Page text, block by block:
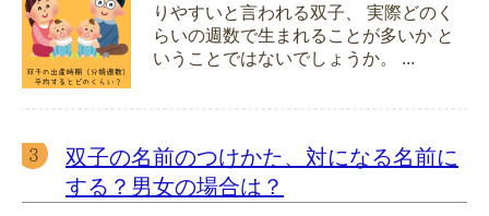
りやすいと言われる双子、 実際どのく
らいの週数で生まれることが多いか と
いうことではないでしょうか。 ...
双子の名前のつけかた、対になる名前に
する？男女の場合は？